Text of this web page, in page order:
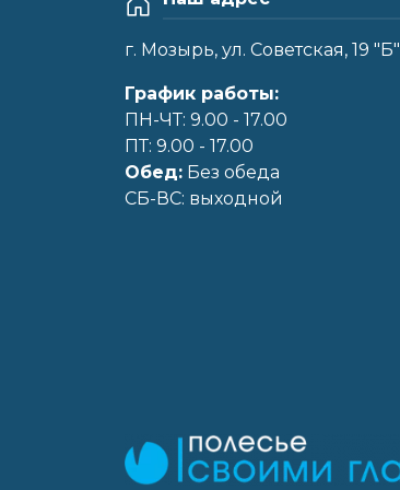
г. Мозырь, ул. Советская, 19 "Б"
График работы:
ПН-ЧТ: 9.00 - 17.00
ПТ: 9.00 - 17.00
Обед: Без обеда
CБ-ВС: выходной